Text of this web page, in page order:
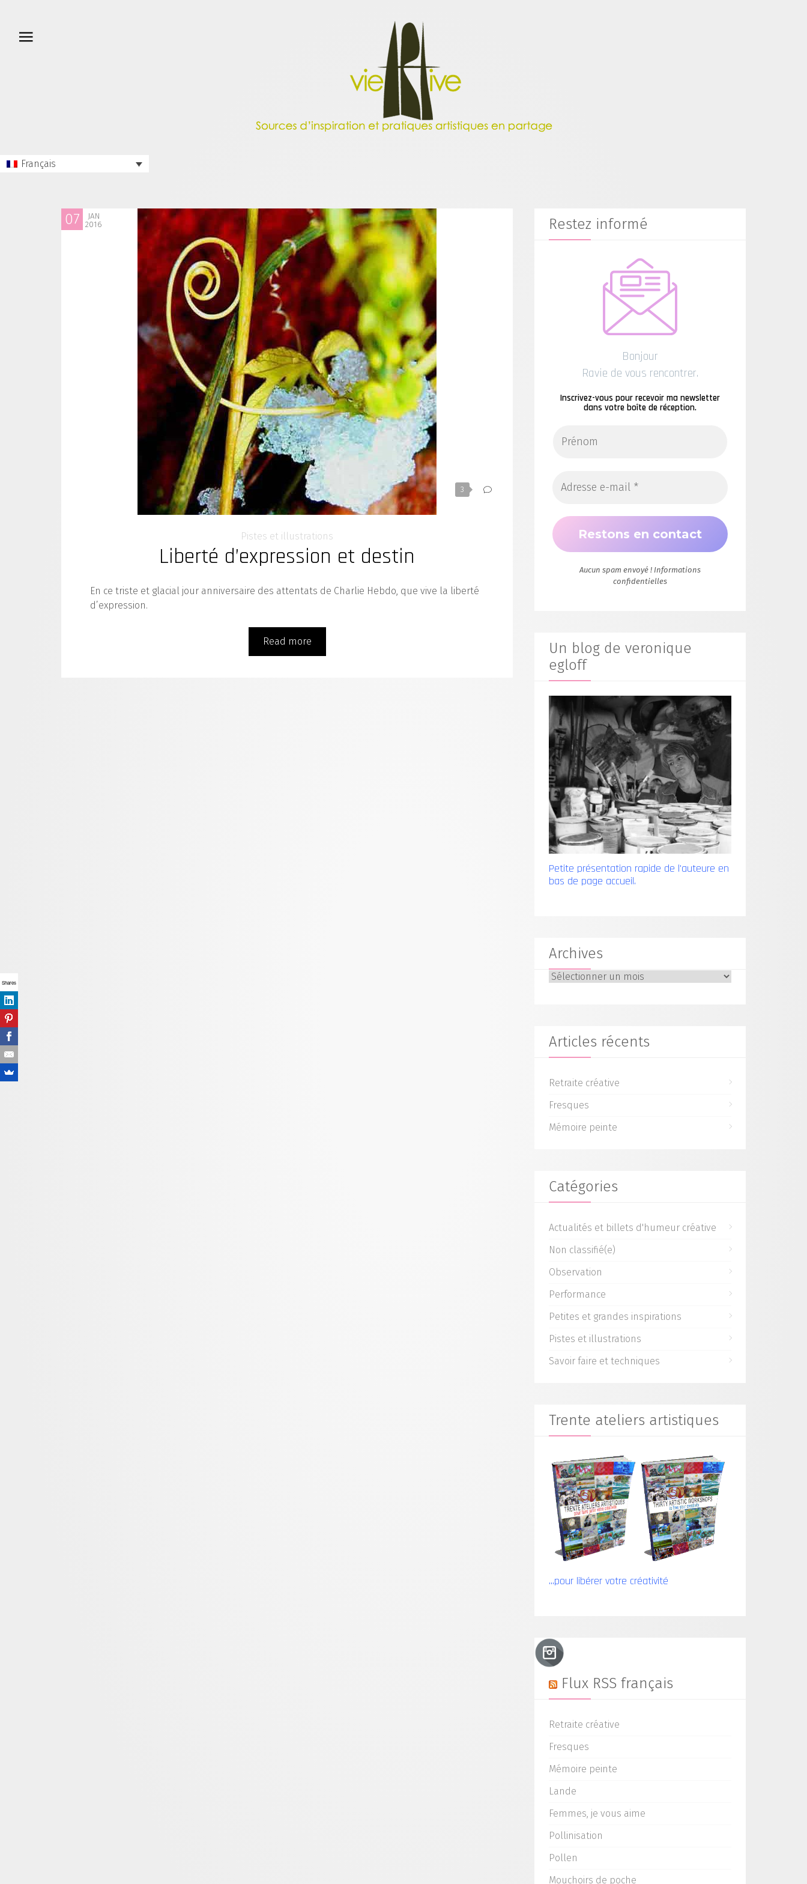
Français
07
JAN
2016
3
Pistes et illustrations
Liberté d’expression et destin
En ce triste et glacial jour anniversaire des attentats de Charlie Hebdo, que vive la liberté
d’expression.
Read more
Restez informé
Bonjour
Ravie de vous rencontrer.
Inscrivez-vous pour recevoir ma newsletter
dans votre boîte de réception.
Aucun spam envoyé ! Informations
confidentielles
Un blog de veronique
egloff
Petite présentation rapide de l'auteure en
bas de page accueil.
Archives
Articles récents
Retraite créative
Fresques
Mémoire peinte
Catégories
Actualités et billets d'humeur créative
Non classifié(e)
Observation
Performance
Petites et grandes inspirations
Pistes et illustrations
Savoir faire et techniques
Trente ateliers artistiques
...pour libérer votre créativité
Flux RSS français
Retraite créative
Fresques
Mémoire peinte
Lande
Femmes, je vous aime
Pollinisation
Pollen
Mouchoirs de poche
Shares